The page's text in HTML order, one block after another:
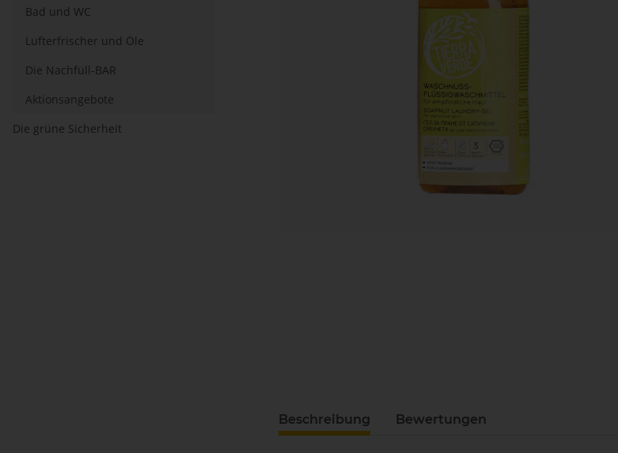
Beschreibung Bewertungen
Bad und WC
Lufterfrischer und Öle
Die Nachfüll-BAR
Aktionsangebote
Die grüne Sicherheit